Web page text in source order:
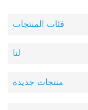
فئات المنتجات
لنا
منتجات جديدة